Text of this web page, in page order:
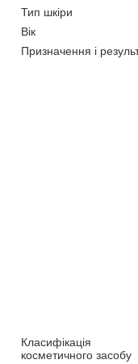
Тип шкіри
Вік
Призначення і
Класифікація
косметичного засобу